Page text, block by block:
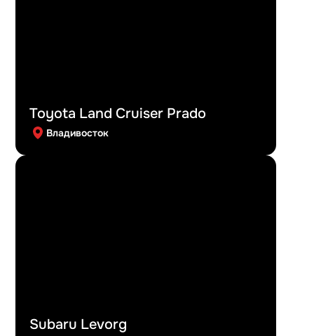
Toyota Land Cruiser Prado
Владивосток
Subaru Levorg